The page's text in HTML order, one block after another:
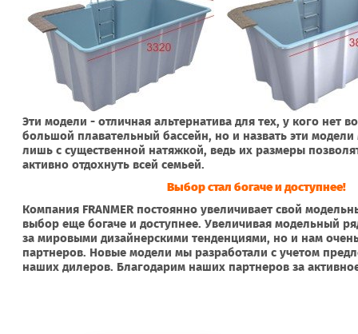
Эти модели - отличная альтернатива для тех, у кого нет
большой плавательный бассейн, но и назвать эти
лишь с существенной натяжкой, ведь их размеры
активно отдохнуть всей семьей.
Выбор стал богаче и доступнее!
Компания FRANMER постоянно увеличивает свой
выбор еще богаче и доступнее. Увеличивая модельный
за мировыми дизайнерскими тенденциями, но и нам
партнеров. Новые модели мы разработали с учетом
наших дилеров. Благодарим наших партнеров за